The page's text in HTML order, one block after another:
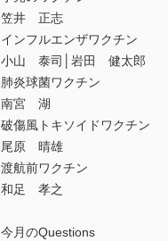
笠井 正志
インフルエンザワクチン
小山 泰司│岩田 健太郎
肺炎球菌ワクチン
南宮 湖
破傷風トキソイドワクチン
尾原 晴雄
渡航前ワクチン
和足 孝之
今月のQuestions